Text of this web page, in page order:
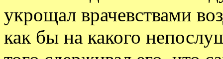
укрощал врачевствами
как бы на какого